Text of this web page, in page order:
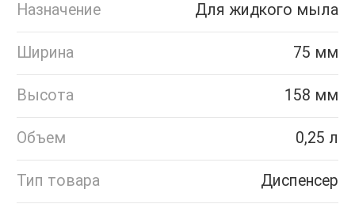
Назначение Для жидкого мыла
Ширина 75 мм
Высота 158 мм
Объем 0,25 л
Тип товара Диспенсер